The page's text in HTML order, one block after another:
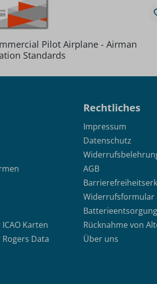
Pilot Airplane - Airman
Standards
Karten
Data
Rechtliches
Impressum
Datenschutz
AGB
Widerrufsformular
Batterieentsorgung
Rücknahme von
Über uns